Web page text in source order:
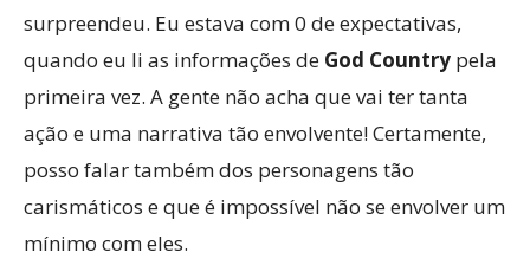
surpreendeu. Eu estava com 0 de expectativas,
quando eu li as informações de God Country pela
primeira vez. A gente não acha que vai ter tanta
ação e uma narrativa tão envolvente! Certamente,
posso falar também dos personagens tão
carismáticos e que é impossível não se envolver um
mínimo com eles.